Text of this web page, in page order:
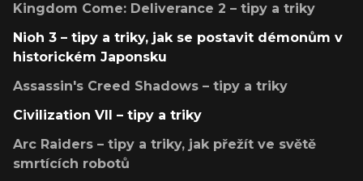
Kingdom Come: Deliverance 2 – tipy a triky
Nioh 3 – tipy a triky, jak se postavit démonům v
historickém Japonsku
Assassin's Creed Shadows – tipy a triky
Civilization VII – tipy a triky
Arc Raiders – tipy a triky, jak přežít ve světě
smrtících robotů